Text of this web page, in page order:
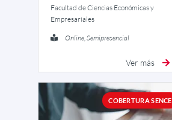
Facultad de Ciencias Económicas y
Empresariales
Online, Semipresencial
Ver más
COBERTURA SENCE